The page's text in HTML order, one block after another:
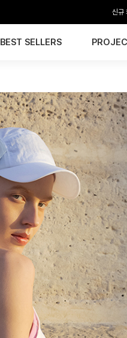
신규
BEST SELLERS